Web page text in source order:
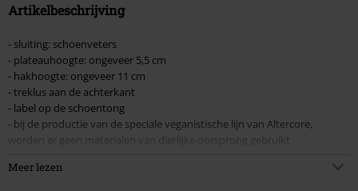
Artikelbeschrijving
- sluiting: schoenveters
- plateauhoogte: ongeveer 5,5 cm
- hakhoogte: ongeveer 11 cm
- treklus aan de achterkant
- label op de schoentong
- bij de productie van de speciale veganistische lijn van Altercore,
worden er geen materialen van dierlijke oorsprong gebruikt
Met de hoge hakken "Roca Vegan" van Altercore, kun je er leuk uitzien
Meer lezen